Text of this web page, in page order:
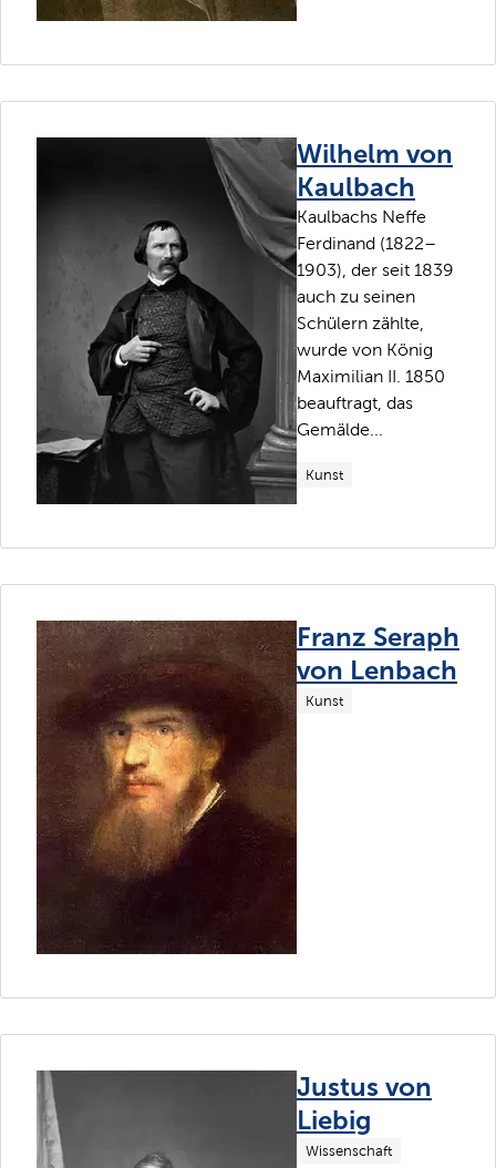
Wilhelm von
Kaulbach
Kaulbachs Neffe
Ferdinand (1822–
1903), der seit 1839
auch zu seinen
Schülern zählte,
wurde von König
Maximilian II. 1850
beauftragt, das
Gemälde...
Kunst
Franz Seraph
von Lenbach
Kunst
Justus von
Liebig
Wissenschaft